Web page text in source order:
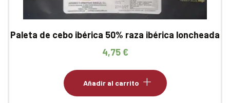
Paleta de cebo ibérica 50% raza ibérica loncheada
4,75€
Añadir al carrito